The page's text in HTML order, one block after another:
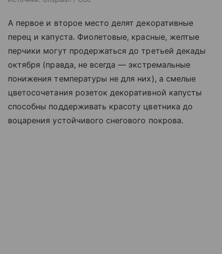
А первое и второе место делят декоративные
перец и капуста. Фиолетовые, красные, желтые
перчики могут продержаться до третьей декады
октября (правда, не всегда — экстремальные
понижения температуры не для них), а смелые
цветосочетания розеток декоративной капусты
способны поддерживать красоту цветника до
воцарения устойчивого снегового покрова.